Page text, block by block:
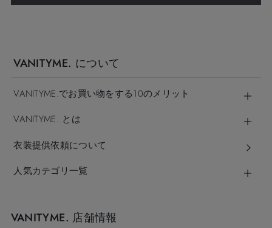
VANITYME. について
VANITYME.でお買い物をする10のメリット
VANITYME. とは
衣装提供依頼について
人気カテゴリ一覧
VANITYME. 店舗情報